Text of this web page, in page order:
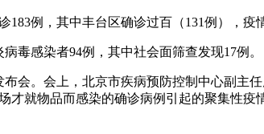
例，其中丰台区确诊过百（131例），疫
毒感染者94例，其中社会面筛查发现17例。
会。会上，北京市疾病预防控制中心副
就物品而感染的确诊病例引起的聚集性疫